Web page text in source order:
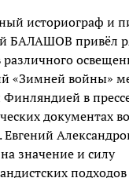
историограф и
БАЛАШОВ привёл
различного
«Зимней войны»
в
документах
Евгений
значение и силу
подходов